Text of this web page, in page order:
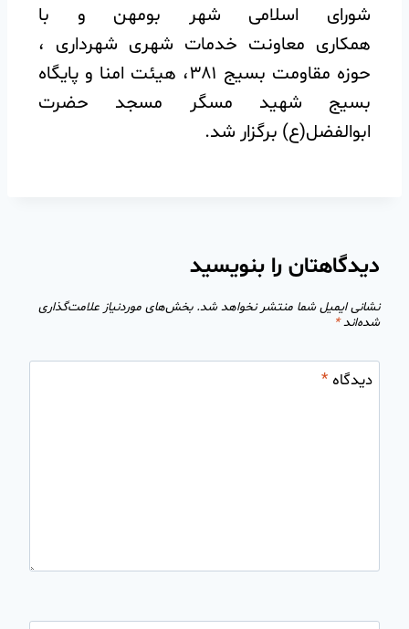
شورای اسلامی شهر بومهن و با
همکاری معاونت خدمات شهری شهرداری ،
حوزه مقاومت بسیج ۳۸۱، هیئت امنا و پایگاه
بسیج شهید مسگر مسجد حضرت
ابوالفضل(ع) برگزار شد.
دیدگاهتان را بنویسید
نشانی ایمیل شما منتشر نخواهد شد. بخش‌های موردنیاز علامت‌گذاری
شده‌اند*
دیدگاه*